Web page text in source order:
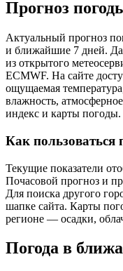
Прогноз
Актуальный прогноз
и ближайшие 7 дней.
из открытого
ECMWF. На сайте
ощущаемая
влажность,
индекс и карты погоды.
Как пользоваться
Текущие показатели
Почасовой прогноз и
Для поиска другого
шапке сайта. Карты
регионе — осадки,
Погода в